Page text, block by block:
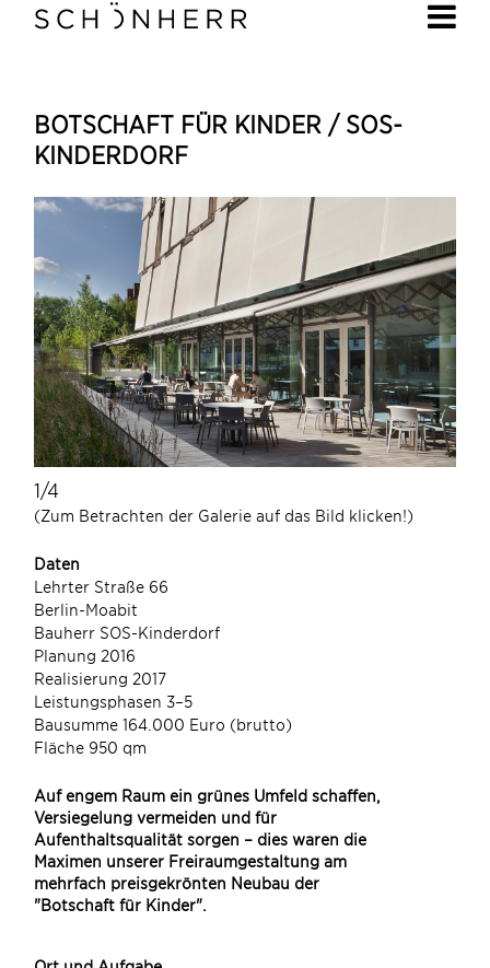
BOTSCHAFT FÜR KINDER / SOS-
KINDERDORF
1/4
(Zum Betrachten der Galerie auf das Bild klicken!)
Daten
Lehrter Straße 66
Berlin-Moabit
Bauherr SOS-Kinderdorf
Planung 2016
Realisierung 2017
Leistungsphasen 3–5
Bausumme 164.000 Euro (brutto)
Fläche 950 qm
Auf engem Raum ein grünes Umfeld schaffen,
Versiegelung vermeiden und für
Aufenthaltsqualität sorgen – dies waren die
Maximen unserer Freiraumgestaltung am
mehrfach preisgekrönten Neubau der
"Botschaft für Kinder".